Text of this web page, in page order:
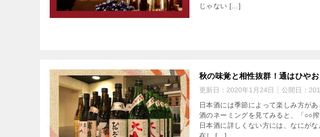
じゃない […]
秋の味覚と相性抜群！通はひや
更新日： 2020年1月24日 公開日：
日本酒には季節によって楽しみ方が
酒のネーミングを見てみると、「○○
日本酒に詳しくない方には、なにが